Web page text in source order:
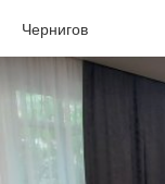
дворі Можно по
Чернигов